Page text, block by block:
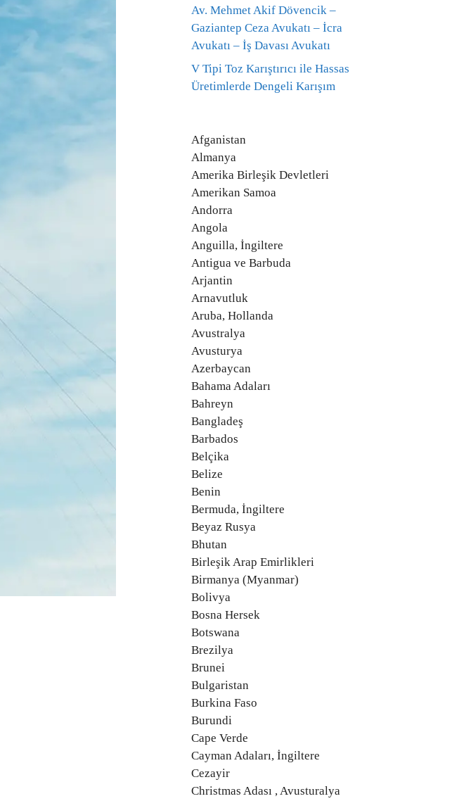
Av. Mehmet Akif Dövencik –
Gaziantep Ceza Avukatı – İcra
Avukatı – İş Davası Avukatı
V Tipi Toz Karıştırıcı ile Hassas
Üretimlerde Dengeli Karışım
Afganistan
Almanya
Amerika Birleşik Devletleri
Amerikan Samoa
Andorra
Angola
Anguilla, İngiltere
Antigua ve Barbuda
Arjantin
Arnavutluk
Aruba, Hollanda
Avustralya
Avusturya
Azerbaycan
Bahama Adaları
Bahreyn
Bangladeş
Barbados
Belçika
Belize
Benin
Bermuda, İngiltere
Beyaz Rusya
Bhutan
Birleşik Arap Emirlikleri
Birmanya (Myanmar)
Bolivya
Bosna Hersek
Botswana
Brezilya
Brunei
Bulgaristan
Burkina Faso
Burundi
Cape Verde
Cayman Adaları, İngiltere
Cezayir
Christmas Adası , Avusturalya